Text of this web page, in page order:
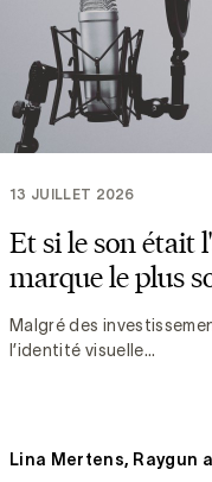
Et si le son était
marque le plus
Malgré des
l’identité visuelle...
13 JUILLET 2026
Lina Mertens, Raygun